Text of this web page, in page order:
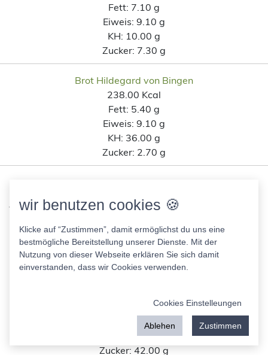
Fett: 7.10 g
Eiweis: 9.10 g
KH: 10.00 g
Zucker: 7.30 g
Brot Hildegard von Bingen
238.00 Kcal
Fett: 5.40 g
Eiweis: 9.10 g
KH: 36.00 g
Zucker: 2.70 g
Ähnliche Lebensmittel wie
Vollkornbrot Puda Backmischung
nach Kohlenhydratanteil
Baileys Treats milk-chocolate-covered Marzipan
32.00 g
9.10 g
47.00 g
Zucker: 42.00 g
wir benutzen cookies 🍪
Klicke auf “Zustimmen”, damit ermöglichst du uns eine
bestmögliche Bereitstellung unserer Dienste. Mit der
Nutzung von dieser Webseite erklären Sie sich damit
einverstanden, dass wir Cookies verwenden.
Cookies Einstelleungen
Ablehen Zustimmen